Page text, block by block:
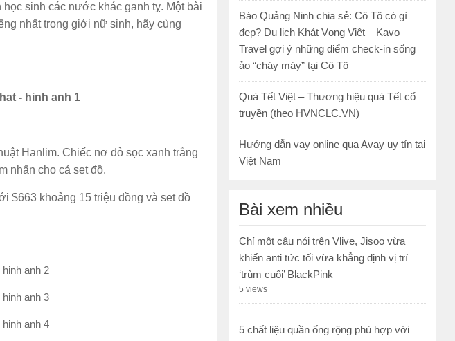
sinh các nước khác ganh tỵ. Một bài
nhất trong giới nữ sinh, hãy cùng
Hanlim. Chiếc nơ đỏ sọc xanh trắng
nhấn cho cả set đồ.
$663 khoảng 15 triệu đồng và set đồ
Báo Quảng Ninh chia sẻ: Cô Tô có gì
đẹp? Du lịch Khát Vọng Việt – Kavo
Travel gợi ý những điểm check-in sống
ảo “cháy máy” tại Cô Tô
Quà Tết Việt – Thương hiệu quà Tết cổ
truyền (theo HVNCLC.VN)
Hướng dẫn vay online qua Avay uy tín tại
Việt Nam
Bài xem nhiều
Chỉ một câu nói trên Vlive, Jisoo vừa
khiến anti tức tối vừa khẳng định vị trí
‘trùm cuối’ BlackPink
5 views
5 chất liệu quần ống rộng phù hợp với